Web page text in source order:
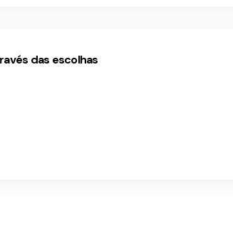
das escolhas